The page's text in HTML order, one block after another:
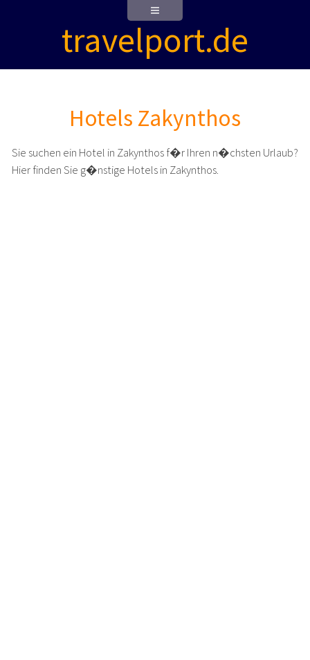
travelport.de
Hotels Zakynthos
Sie suchen ein Hotel in Zakynthos f�r Ihren n�chsten Urlaub?
Hier finden Sie g�nstige Hotels in Zakynthos.